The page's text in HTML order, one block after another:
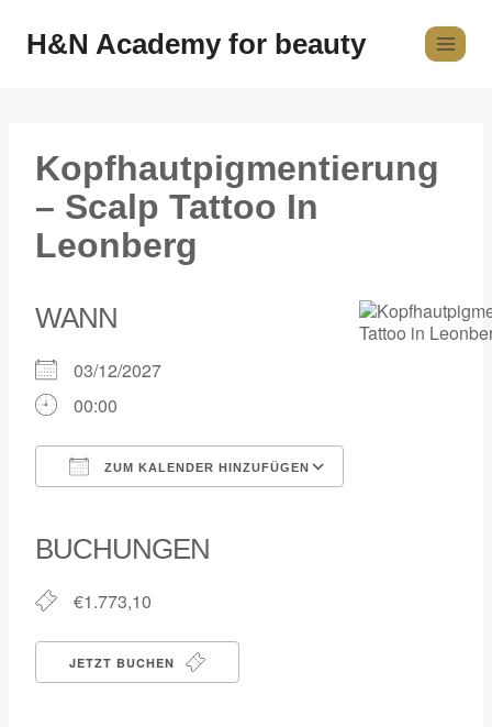
H&N Academy for beauty
Kopfhautpigmentierung
– Scalp Tattoo In
Leonberg
WANN
03/12/2027
00:00
ZUM KALENDER HINZUFÜGEN
BUCHUNGEN
€1.773,10
JETZT BUCHEN